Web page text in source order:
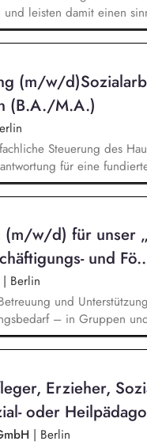
und leisten damit einen
Planen, Koordinieren
und
Fachgebiet,
durchführen und
der forstlichen Bildungs-
(m/w/
(B.A./M.A.)
Steuerung des
für eine
des pädagogischen
und -
unter
einer rund-um-die-Uhr
Beteiligung an
Vertretung der
w/d) für unser
und
| Berlin
und
– in Gruppen
Unterstützende
Gruppenprozessen
Betreuungstätigkeiten
Erzieher,
oder
| Berlin